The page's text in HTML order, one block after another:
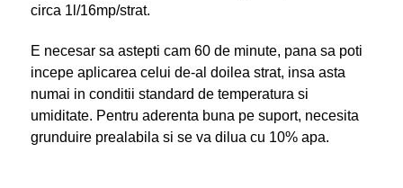
circa 1l/16mp/strat.
E necesar sa astepti cam 60 de minute, pana sa poti
incepe aplicarea celui de-al doilea strat, insa asta
numai in conditii standard de temperatura si
umiditate. Pentru aderenta buna pe suport, necesita
grunduire prealabila si se va dilua cu 10% apa.